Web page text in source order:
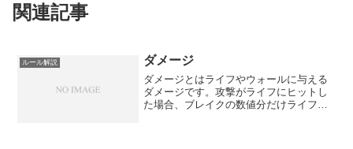
関連記事
ルール解説 ダメージ
ダメージとはライフやウォールに与える
ダメージです。攻撃がライフにヒットし
た場合、ブレイクの数値分だけライフデ